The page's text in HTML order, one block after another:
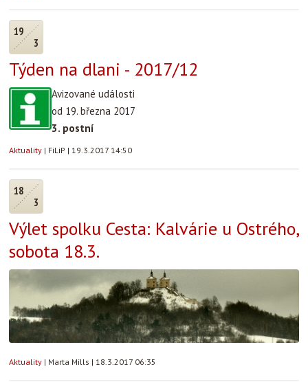
19
3
Týden na dlani - 2017/12
Avizované události
od 19. března 2017
3. postní
Aktuality | FiLiP | 19.3.2017 14:50
18
3
Výlet spolku Cesta: Kalvárie u Ostrého,
sobota 18.3.
Aktuality | Marta Mills | 18.3.2017 06:35